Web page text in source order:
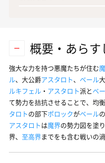
概要・あらす
強大な力を持つ悪魔たちが住む
ル、大公爵アスタロト、 ベール
ルキフェル ・ アスタロト派とベ
て勢力を拮抗させることで、均
タロトの部下ポロックがベール
アスタロトは魔界の勢力図を塗
界、 至高界までをも含む戦いの